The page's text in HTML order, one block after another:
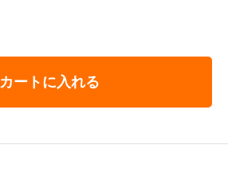
カートに入れる